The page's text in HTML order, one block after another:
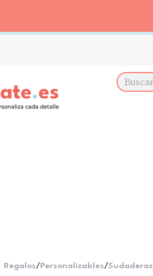
Regalos/ Personalizables/Sudaderas